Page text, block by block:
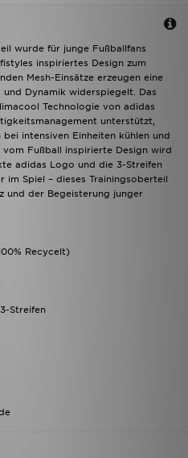
wurde für junge Fußballfans
inspiriertes Design zum
Mesh-Einsätze erzeugen eine
Dynamik widerspiegelt. Das
Technologie von adidas
unterstützt,
intensiven Einheiten kühlen und
Fußball inspirierte Design wird
adidas Logo und die 3-Streifen
Spiel – dieses Trainingsoberteil
und der Begeisterung junger
Recycelt)
Streifen